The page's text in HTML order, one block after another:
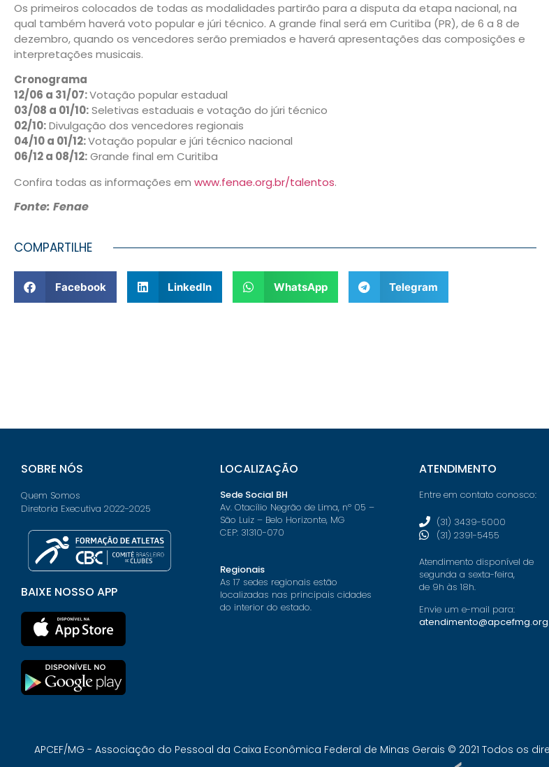
Os primeiros colocados de todas as modalidades partirão para a disputa da etapa nacional, na
qual também haverá voto popular e júri técnico. A grande final será em Curitiba (PR), de 6 a 8 de
dezembro, quando os vencedores serão premiados e haverá apresentações das composições e
interpretações musicais.
Cronograma
12/06 a 31/07:Votação popular estadual
03/08 a 01/10:Seletivas estaduais e votação do júri técnico
02/10:Divulgação dos vencedores regionais
04/10 a 01/12:Votação popular e júri técnico nacional
06/12 a 08/12:Grande final em Curitiba
Confira todas as informações em www.fenae.org.br/talentos.
Fonte: Fenae
COMPARTILHE
Facebook LinkedIn WhatsApp Telegram
SOBRE NÓS
Quem Somos
Diretoria Executiva 2022-2025
BAIXE NOSSO APP
LOCALIZAÇÃO
Sede Social BH
Av. Otacílio Negrão de Lima, nº 05 –
São Luiz – Belo Horizonte, MG
CEP: 31310-070
Regionais
As 17 sedes regionais estão
localizadas nas principais cidades
do interior do estado.
ATENDIMENTO
Entre em contato conosco:
(31) 3439-5000
(31) 2391-5455
Atendimento disponível de
segunda a sexta-feira,
de 9h às 18h.
Envie um e-mail para:
APCEF/MG - Associação do Pessoal da Caixa Econômica Federal de Minas Gerais © 2021 Todos os